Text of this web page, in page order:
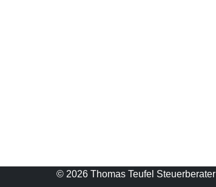
© 2026 Thomas Teufel Steuerberater